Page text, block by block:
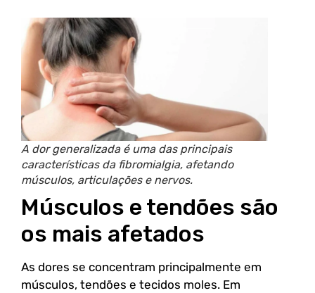
A dor generalizada é uma das principais
características da fibromialgia, afetando
músculos, articulações e nervos.
Músculos e tendões são
os mais afetados
As dores se concentram principalmente em
músculos, tendões e tecidos moles. Em